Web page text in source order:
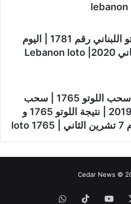
آخر نتائج سحب اللوتو اللبناني رقم 1781 | اليوم
الخميس 2 كانون الثاني 2020| Lebanon loto
اللوتو اللبناني: نتائج سحب اللوتو 1765 | سحب
لوتو الخميس 7-11-2019 | نتيجة اللوتو 1765 و
Cedar News ©
‫YouTube
‫TikTokواتساب